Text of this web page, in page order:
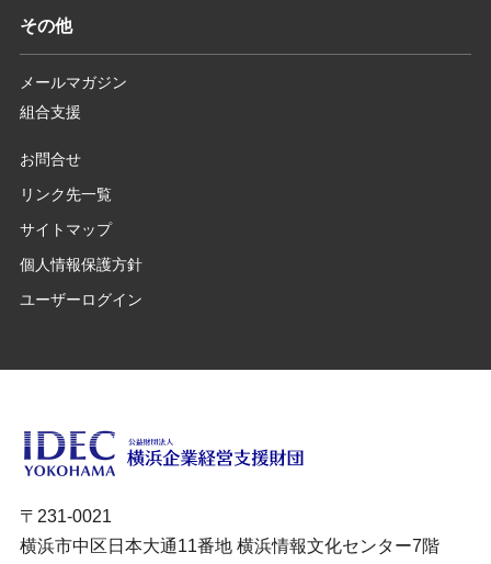
その他
メールマガジン
組合支援
お問合せ
リンク先一覧
サイトマップ
個人情報保護方針
ユーザーログイン
〒231-0021
横浜市中区日本大通11番地 横浜情報文化センター7階